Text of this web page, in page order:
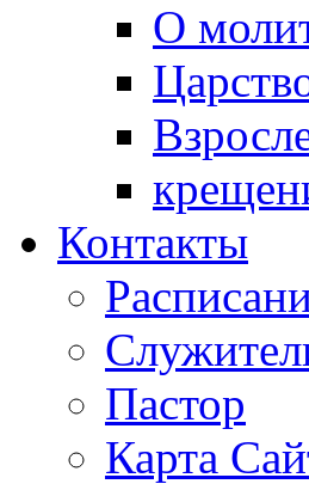
О
Контакты
Пастор
Карта